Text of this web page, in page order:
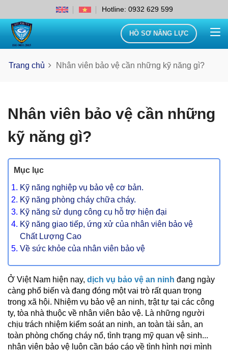
Hotline: 0932 629 599
HỒ SƠ NĂNG LỰC
Trang chủ Nhân viên bảo vệ cần những kỹ năng gì?
Nhân viên bảo vệ cần những
kỹ năng gì?
Mục lục
Kỹ năng nghiệp vụ bảo vệ cơ bản.
Kỹ năng phòng cháy chữa cháy.
Kỹ năng sử dụng công cụ hỗ trợ hiện đại
Kỹ năng giao tiếp, ứng xử của nhân viên bảo vệ
Chất Lượng Cao
Về sức khỏe của nhân viên bảo vệ
Ở Việt Nam hiện nay, dịch vụ bảo vệ an ninh đang ngày
càng phổ biến và đang đóng một vai trò rất quan trọng
trong xã hội. Nhiệm vụ bảo vệ an ninh, trật tự tại các công
ty, tòa nhà thuộc về nhân viên bảo vệ. Là những người
chịu trách nhiệm kiểm soát an ninh, an toàn tài sản, an
toàn phòng chống cháy nổ, tình trạng mỹ quan vệ sinh...
nhân viên bảo vệ luôn cần báo cáo về tình hình nơi mình